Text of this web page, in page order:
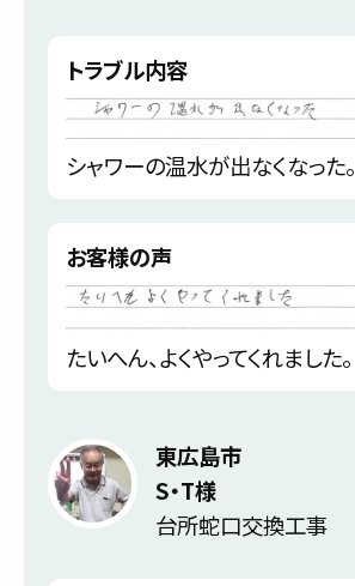
トラブル内容
シャワーの温水が出なくなった。
お客様の声
たいへん、よくやってくれました。
東広島市
S・T様
台所蛇口交換工事